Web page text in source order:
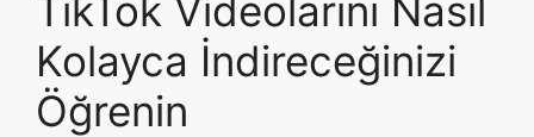
TikTok Videolarını Nasıl
Kolayca İndireceğinizi
Öğrenin